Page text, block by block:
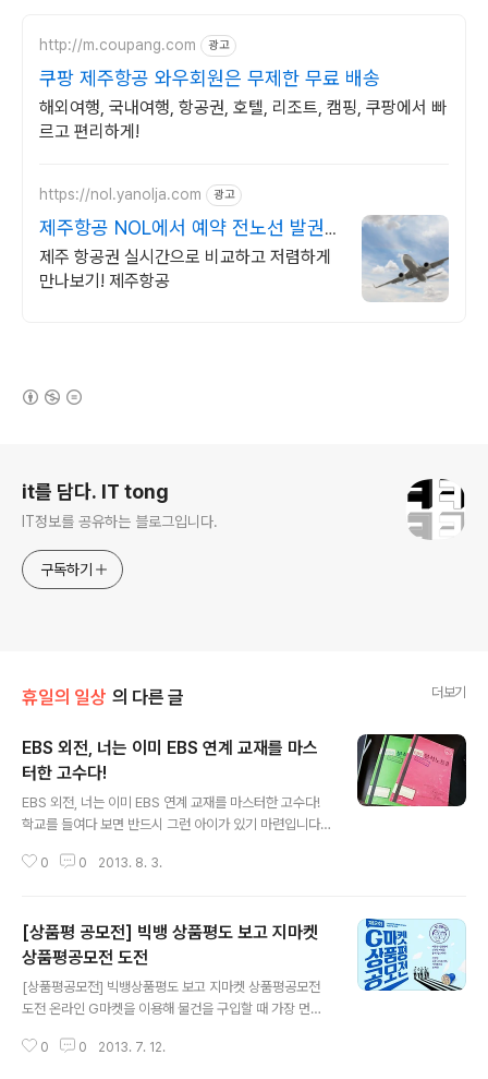
http://m.coupang.com 광고
쿠팡 제주항공 와우회원은 무제한 무료 배송
해외여행, 국내여행, 항공권, 호텔, 리조트, 캠핑, 쿠팡에서 빠
르고 편리하게!
https://nol.yanolja.com 광고
제주항공 NOL에서 예약 전노선 발권
수수료 0원
제주 항공권 실시간으로 비교하고 저렴하게
만나보기! 제주항공
it를 담다. IT tong
IT정보를 공유하는 블로그입니다.
구독하기
휴일의 일상 의 다른 글 더보기
EBS 외전, 너는 이미 EBS 연계 교재를 마스
터한 고수다!
EBS 외전, 너는 이미 EBS 연계 교재를 마스터한 고수다!
학교를 들여다 보면 반드시 그런 아이가 있기 마련입니다.
를까..?'. 단순히 '공부를 하며 흡수하는 능력이 조금 덜 떨
성적이 잘 오르지 않는다는 건 공부 방법에 문제가 있다는
것이 아닐까요? 요즘 들어 그런 생각을 하게 된 데에는 마
땅한 이유가 있기 마련이죠. 가까운 친척이라 늘 연락도 자
주하고 친하게 지내는 사촌동생이 이번에 수능을 준비하고
있는데, 문제는 '공부 시간에 비례하지 않는 성적'이었습니
다. 늘 성실하게 열심히 공부하지만 좀처럼 성적이 오르지
0 0 2013. 8. 3.
[상품평 공모전] 빅뱅 상품평도 보고 지마켓
상품평공모전 도전
[상품평공모전] 빅뱅상품평도 보고 지마켓 상품평공모전
도전 온라인 G마켓을 이용해 물건을 구입할 때 가장 먼저
본 다음 많이 보는게 아마 상품평이 아닐까 싶습니다. 먼저
0 0 2013. 7. 12.